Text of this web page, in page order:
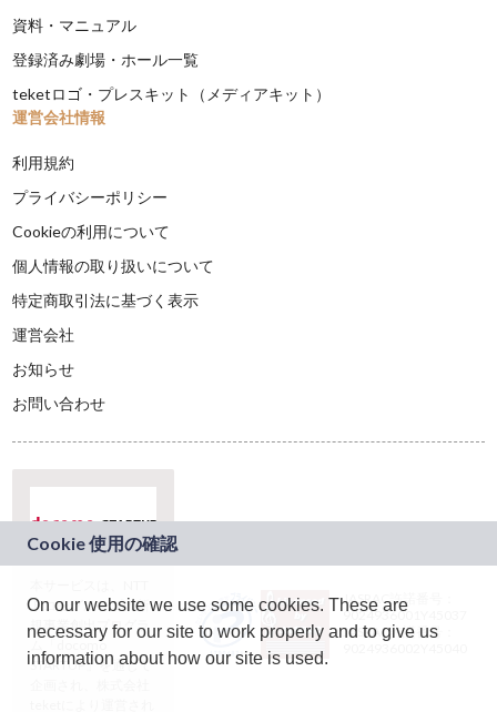
資料・マニュアル
登録済み劇場・ホール一覧
teketロゴ・プレスキット（メディアキット）
運営会社情報
利用規約
プライバシーポリシー
Cookieの利用について
個人情報の取り扱いについて
特定商取引法に基づく表示
運営会社
お知らせ
お問い合わせ
ドコモグループの新
規事業創出プログラ
ム「docomo
STARTUP」を通じて
JASRAC許諾番号：
9024936001Y45037
JASRAC許諾番号：
On our website we use some cookies. These are
necessary for our site to work properly and to give us
information about how our site is used.